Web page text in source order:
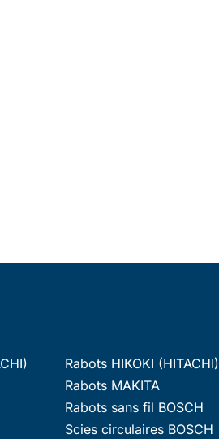
Rabots HIKOKI (HITACHI)
Rabots MAKITA
Rabots sans fil BOSCH
Scies circulaires BOSCH